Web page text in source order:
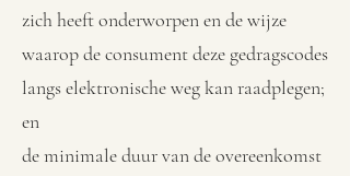
zich heeft onderworpen en de wijze
waarop de consument deze gedragscodes
langs elektronische weg kan raadplegen;
en
de minimale duur van de overeenkomst